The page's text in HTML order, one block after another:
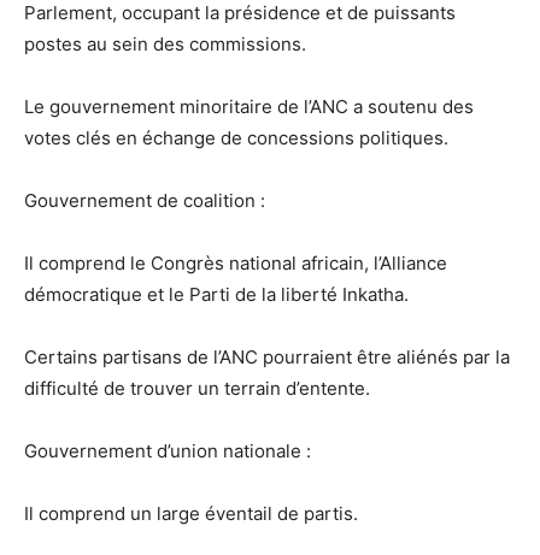
Parlement, occupant la présidence et de puissants
postes au sein des commissions.
Le gouvernement minoritaire de l’ANC a soutenu des
votes clés en échange de concessions politiques.
Gouvernement de coalition :
Il comprend le Congrès national africain, l’Alliance
démocratique et le Parti de la liberté Inkatha.
Certains partisans de l’ANC pourraient être aliénés par la
difficulté de trouver un terrain d’entente.
Gouvernement d’union nationale :
Il comprend un large éventail de partis.